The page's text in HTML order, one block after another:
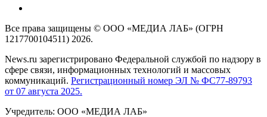
Все права защищены © ООО «МЕДИА ЛАБ» (ОГРН
1217700104511) 2026.
News.ru зарегистрировано Федеральной службой по надзору в
сфере связи, информационных технологий и массовых
коммуникаций. Регистрационный номер ЭЛ № ФС77-89793
от 07 августа 2025.
Учредитель: ООО «МЕДИА ЛАБ»